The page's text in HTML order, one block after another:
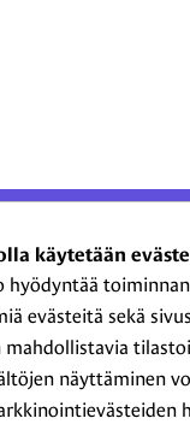
käytetään
hyödyntää
evästeitä sekä
mahdollistavia
näyttäminen
– Viestinnän
ry
23 A 5, 2. krs
3022